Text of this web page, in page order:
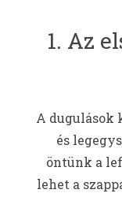
1. Az
A dugulások
és
öntünk a
lehet a